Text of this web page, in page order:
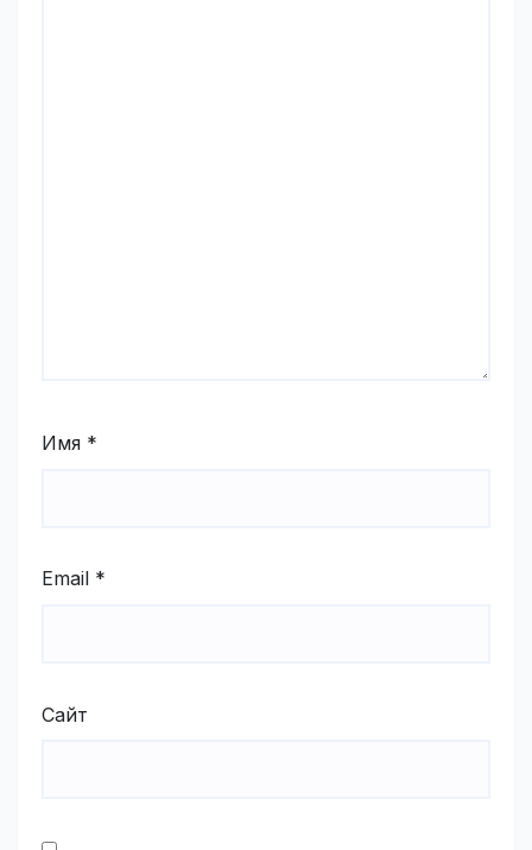
Имя *
Email *
Сайт